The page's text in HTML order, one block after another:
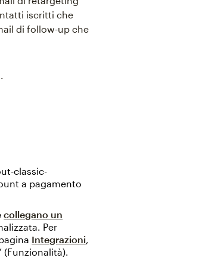
iscritti che
di follow-up che
classic-
a pagamento
collegano un
Per
Integrazioni,
(Funzionalità).